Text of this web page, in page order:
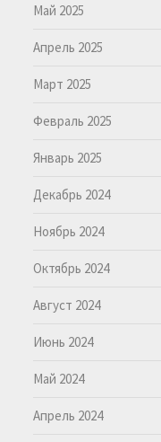
Май 2025
Апрель 2025
Март 2025
Февраль 2025
Январь 2025
Декабрь 2024
Ноябрь 2024
Октябрь 2024
Август 2024
Июнь 2024
Май 2024
Апрель 2024